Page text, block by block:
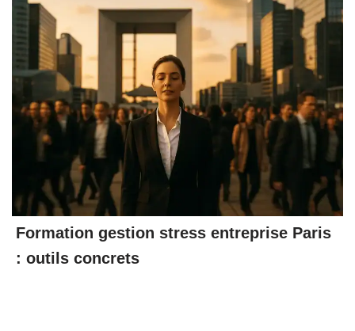
Formation gestion stress entreprise Paris
: outils concrets